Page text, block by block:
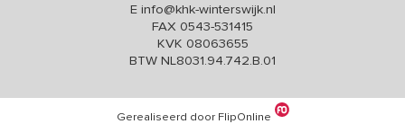
E info@khk-winterswijk.nl
FAX 0543-531415
KVK 08063655
BTW NL8031.94.742.B.01
Gerealiseerd door FlipOnline